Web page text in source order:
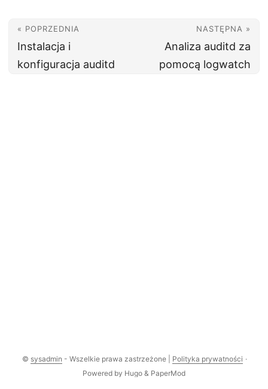
« POPRZEDNIA
Instalacja i
konfiguracja auditd
NASTĘPNA »
Analiza auditd za
pomocą logwatch
© sysadmin - Wszelkie prawa zastrzeżone | Polityka prywatności ·
Powered by Hugo & PaperMod